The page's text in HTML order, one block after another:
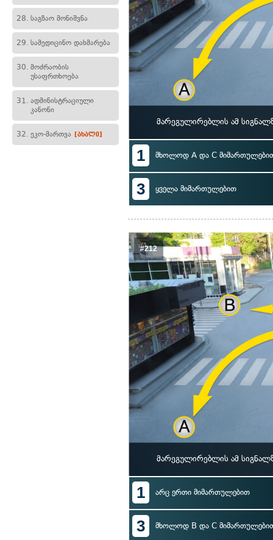
28. საგზაო მონიშვნა
29. სამედიცინო დახმარება
30. მოძრაობის
უსაფრთხოება
31. ადმინისტრაციული
კანონი
32. ეკო-მართვა [ახალი]
მარეგულირებლის ამ
1 მხოლოდ A და C
3 ყველა მიმართულებით
#212
მარეგულირებლის ამ
1 არც ერთი მიმართულებით
3 მხოლოდ B და C